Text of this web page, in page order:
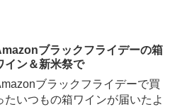
ブラックフライデーの箱
イン＆新米祭で
ブラックフライデーで買
たいつもの箱ワインが届いたよ